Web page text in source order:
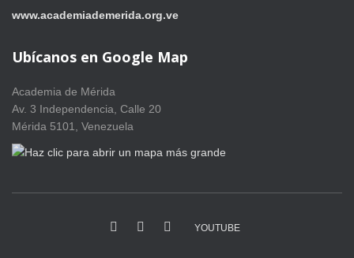
www.academiademerida.org.ve
Ubícanos en Google Map
Academia de Mérida
Av. 3 Independencia, Calle 20
Mérida 5101, Venezuela
YOUTUBE